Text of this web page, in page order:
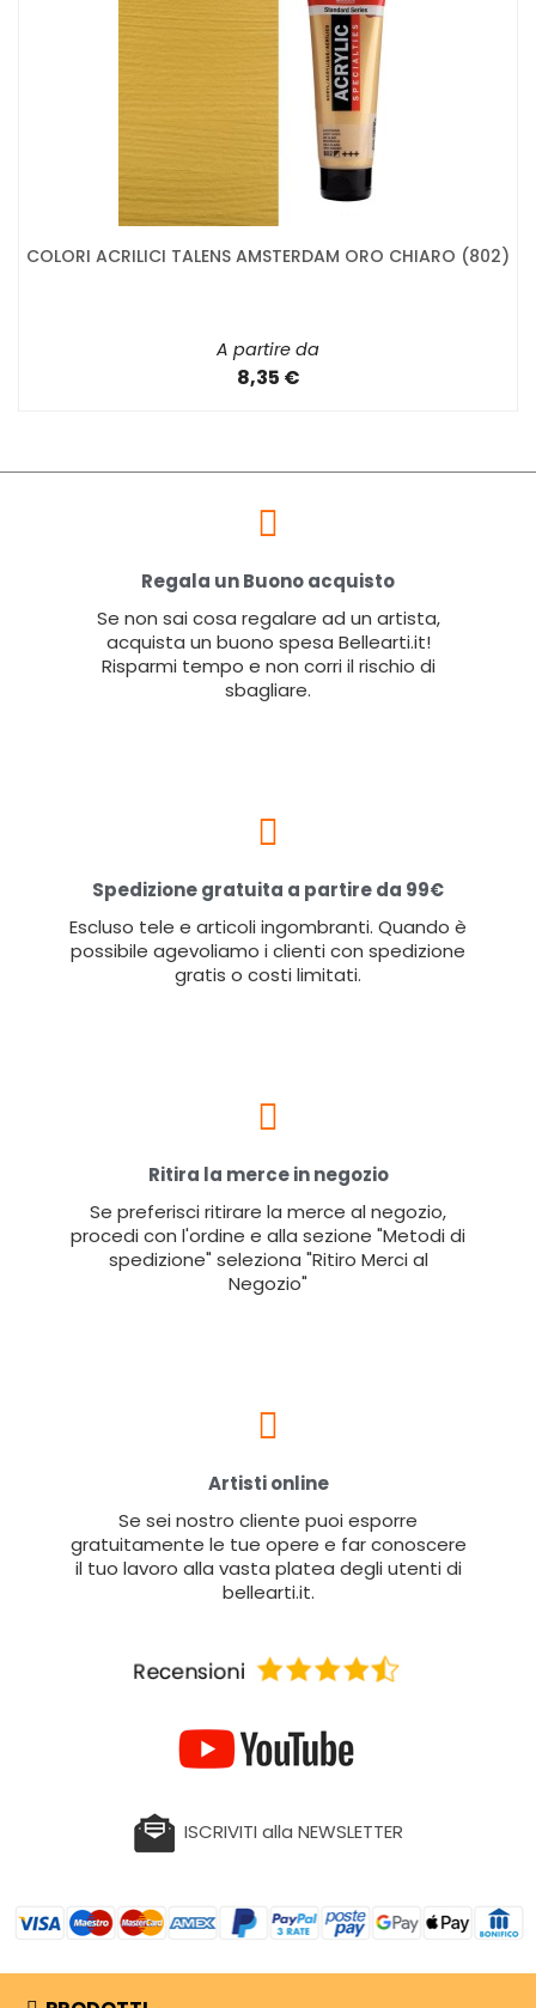
COLORI ACRILICI TALENS AMSTERDAM ORO CHIARO (802)
A partire da
8,35 €
Regala un Buono acquisto
Se non sai cosa regalare ad un artista,
acquista un buono spesa Bellearti.it!
Risparmi tempo e non corri il rischio di
sbagliare.
Spedizione gratuita a partire da 99€
Escluso tele e articoli ingombranti. Quando è
possibile agevoliamo i clienti con spedizione
gratis o costi limitati.
Ritira la merce in negozio
Se preferisci ritirare la merce al negozio,
procedi con l'ordine e alla sezione "Metodi di
spedizione" seleziona "Ritiro Merci al
Negozio"
Artisti online
Se sei nostro cliente puoi esporre
gratuitamente le tue opere e far conoscere
il tuo lavoro alla vasta platea degli utenti di
bellearti.it.
ISCRIVITI alla NEWSLETTER